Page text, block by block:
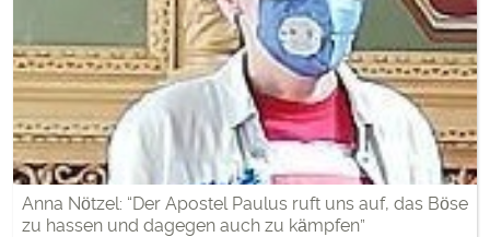
Anna Nötzel: “Der Apostel Paulus ruft uns auf, das Böse
zu hassen und dagegen auch zu kämpfen”